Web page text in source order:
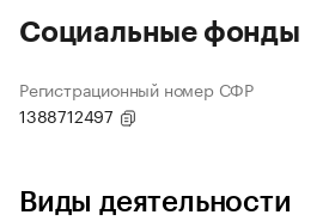
Социальные фонды
Регистрационный номер СФР
1388712497
Виды деятельности